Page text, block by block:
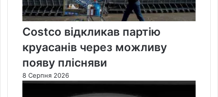
Costco відкликав партію
круасанів через можливу
появу плісняви
8 Серпня 2026